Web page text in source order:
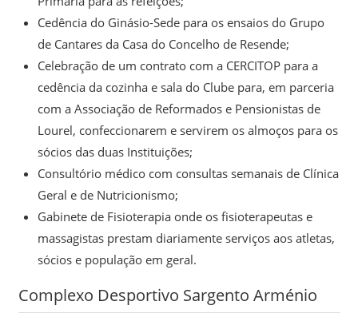
Cedência do Ginásio-Sede para os ensaios do Grupo
de Cantares da Casa do Concelho de Resende;
Celebração de um contrato com a CERCITOP para a
cedência da cozinha e sala do Clube para, em parceria
com a Associação de Reformados e Pensionistas de
Lourel, confeccionarem e servirem os almoços para os
sócios das duas Instituições;
Consultório médico com consultas semanais de Clínica
Geral e de Nutricionismo;
Gabinete de Fisioterapia onde os fisioterapeutas e
massagistas prestam diariamente serviços aos atletas,
sócios e população em geral.
Complexo Desportivo Sargento Arménio